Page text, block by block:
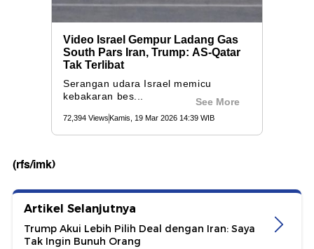
(rfs/imk)
Artikel Selanjutnya
Trump Akui Lebih Pilih Deal dengan Iran: Saya
Tak Ingin Bunuh Orang